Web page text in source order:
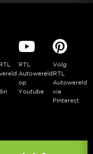
RTL
Autowereld
op
Youtube
Volg
RTL
Autowereld
via
Pinterest